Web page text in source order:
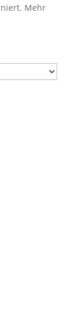
Mehr